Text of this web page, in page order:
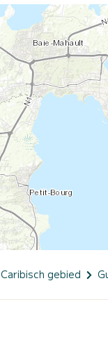
Caribisch gebied